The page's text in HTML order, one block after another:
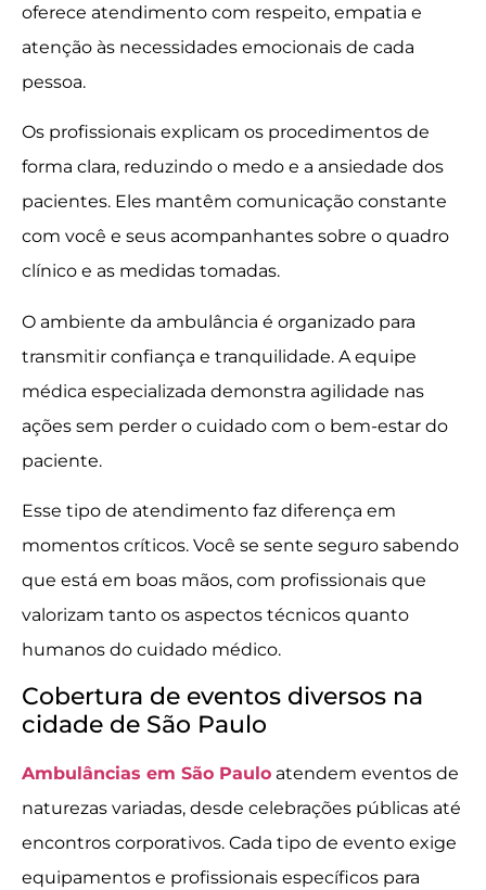
oferece atendimento com respeito, empatia e
atenção às necessidades emocionais de cada
pessoa.
Os profissionais explicam os procedimentos de
forma clara, reduzindo o medo e a ansiedade dos
pacientes. Eles mantêm comunicação constante
com você e seus acompanhantes sobre o quadro
clínico e as medidas tomadas.
O ambiente da ambulância é organizado para
transmitir confiança e tranquilidade. A equipe
médica especializada demonstra agilidade nas
ações sem perder o cuidado com o bem-estar do
paciente.
Esse tipo de atendimento faz diferença em
momentos críticos. Você se sente seguro sabendo
que está em boas mãos, com profissionais que
valorizam tanto os aspectos técnicos quanto
humanos do cuidado médico.
Cobertura de eventos diversos na
cidade de São Paulo
Ambulâncias em São Paulo atendem eventos de
naturezas variadas, desde celebrações públicas até
encontros corporativos. Cada tipo de evento exige
equipamentos e profissionais específicos para